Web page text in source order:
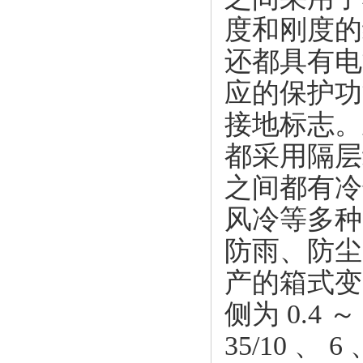
度和刚度
还都具有
应的保护
接地标志
都采用隔
之间都有
风冷等多
防雨、防
产的箱式
侧为 0.4
35/10 、 6